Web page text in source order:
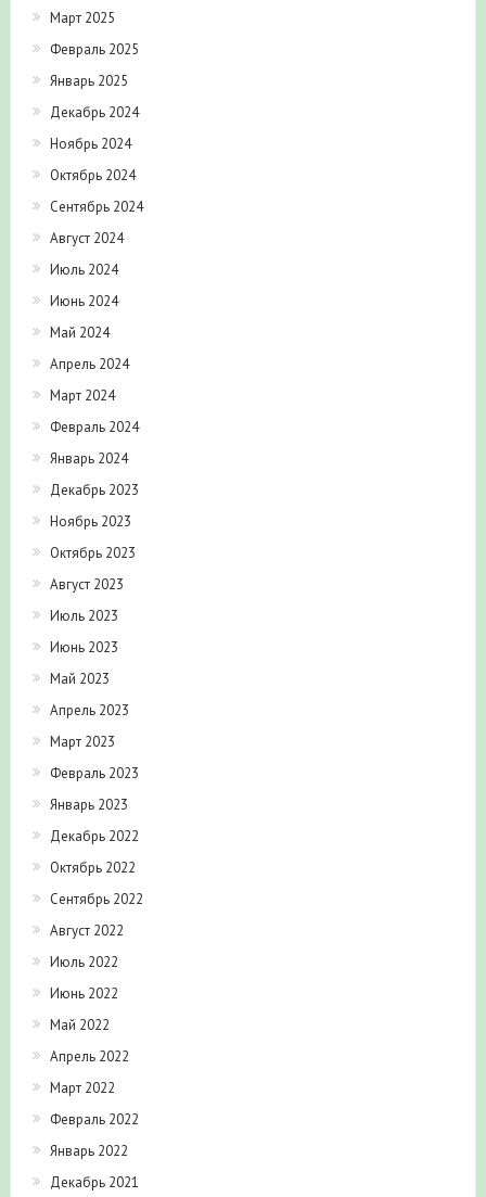
Март 2025
Февраль 2025
Январь 2025
Декабрь 2024
Ноябрь 2024
Октябрь 2024
Сентябрь 2024
Август 2024
Июль 2024
Июнь 2024
Май 2024
Апрель 2024
Март 2024
Февраль 2024
Январь 2024
Декабрь 2023
Ноябрь 2023
Октябрь 2023
Август 2023
Июль 2023
Июнь 2023
Май 2023
Апрель 2023
Март 2023
Февраль 2023
Январь 2023
Декабрь 2022
Октябрь 2022
Сентябрь 2022
Август 2022
Июль 2022
Июнь 2022
Май 2022
Апрель 2022
Март 2022
Февраль 2022
Январь 2022
Декабрь 2021